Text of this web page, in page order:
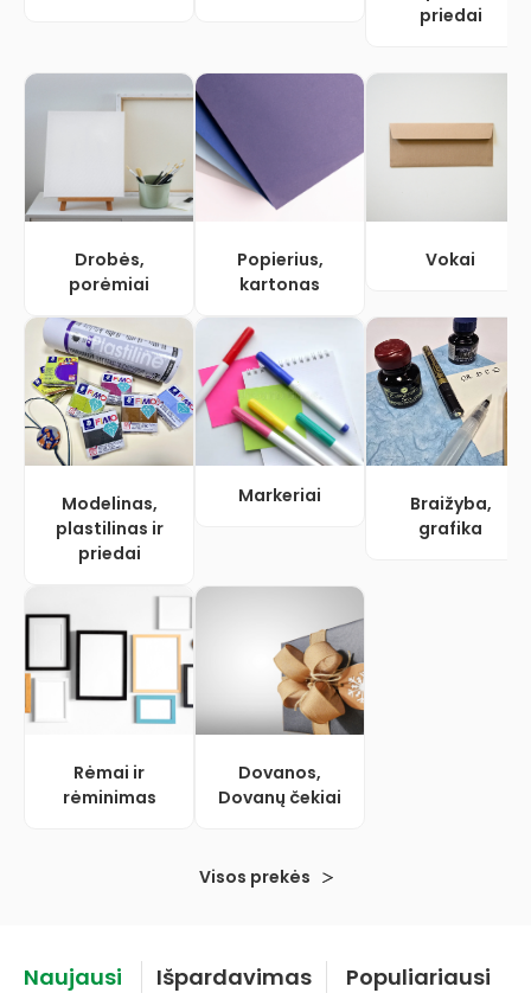
priedai
Drobės,
porėmiai
Popierius,
kartonas
Vokai
Modelinas,
plastilinas ir
priedai
Markeriai
Braižyba,
grafika
Rėmai ir
rėminimas
Dovanos,
Dovanų čekiai
Visos prekės
Naujausi Išpardavimas Populiariausi